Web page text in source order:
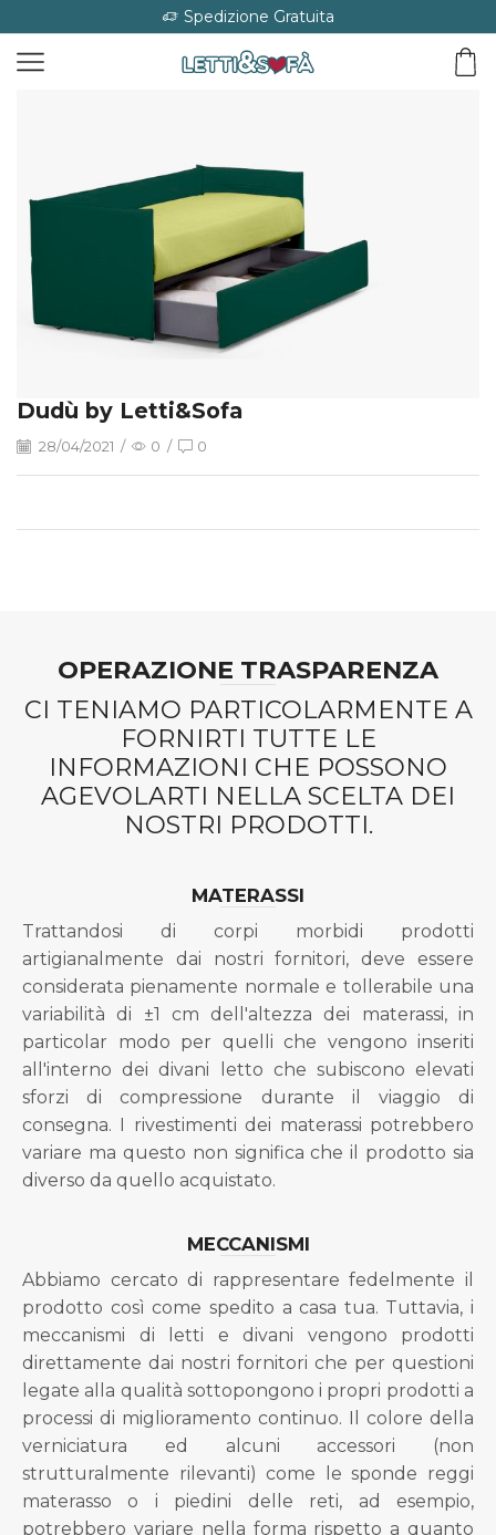
Spedizione Gratuita
Dudù by Letti&Sofa
28/04/2021 / 0 / 0
OPERAZIONE TRASPARENZA
CI TENIAMO PARTICOLARMENTE A
FORNIRTI TUTTE LE
INFORMAZIONI CHE POSSONO
AGEVOLARTI NELLA SCELTA DEI
NOSTRI PRODOTTI.
MATERASSI
Trattandosi di corpi morbidi prodotti
artigianalmente dai nostri fornitori, deve essere
considerata pienamente normale e tollerabile una
variabilità di ±1 cm dell'altezza dei materassi, in
particolar modo per quelli che vengono inseriti
all'interno dei divani letto che subiscono elevati
sforzi di compressione durante il viaggio di
consegna. I rivestimenti dei materassi potrebbero
variare ma questo non significa che il prodotto sia
diverso da quello acquistato.
MECCANISMI
Abbiamo cercato di rappresentare fedelmente il
prodotto così come spedito a casa tua. Tuttavia, i
meccanismi di letti e divani vengono prodotti
direttamente dai nostri fornitori che per questioni
legate alla qualità sottopongono i propri prodotti a
processi di miglioramento continuo. Il colore della
verniciatura ed alcuni accessori (non
strutturalmente rilevanti) come le sponde reggi
materasso o i piedini delle reti, ad esempio,
potrebbero variare nella forma rispetto a quanto